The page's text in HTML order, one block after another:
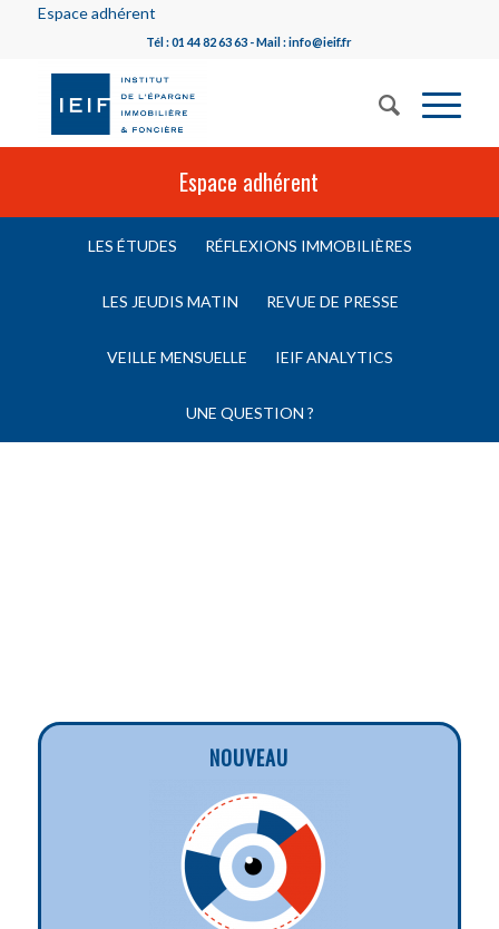
Espace adhérent
Tél : 01 44 82 63 63 - Mail : info@ieif.fr
Espace adhérent
LES ÉTUDES RÉFLEXIONS IMMOBILIÈRES
LES JEUDIS MATIN REVUE DE PRESSE
VEILLE MENSUELLE IEIF ANALYTICS
UNE QUESTION ?
NOUVEAU